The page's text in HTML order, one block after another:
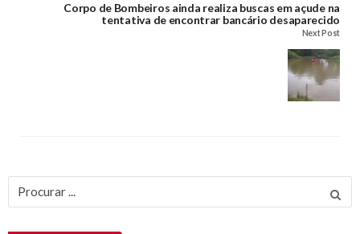
Corpo de Bombeiros ainda realiza buscas em açude na
tentativa de encontrar bancário desaparecido
Next Post